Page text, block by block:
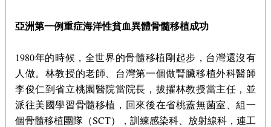
亞洲第一例重症海洋性貧血異體骨髓移植成功
1980年的時候，全世界的骨髓移植剛起步，台灣還沒有
人做。林教授的老師、台灣第一個做腎臟移植外科醫師
李俊仁到省立桃園醫院當院長，拔擢林教授當主任，並
派往美國學習骨髓移植，回來後在省桃蓋無菌室、組一
個骨髓移植團隊（SCT），訓練感染科、放射線科，連工